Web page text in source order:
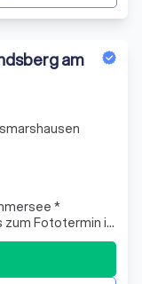
am
*
zum Fototermin in
Story bei
Kurz-